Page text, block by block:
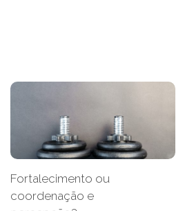
Fortalecimento ou
coordenação e